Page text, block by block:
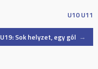
U10U11
U19: Sok helyzet, egy gól →